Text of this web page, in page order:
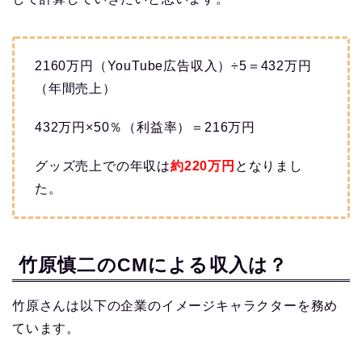
2160万円（YouTube広告収入）÷5＝432万円
（年間売上）
432万円×50％（利益率）＝216万円
グッズ売上での年収は約220万円 となりまし
た。
竹原慎二のCMによる収入は？
竹原さんは以下の企業のイメージキャラクターを務め
ています。